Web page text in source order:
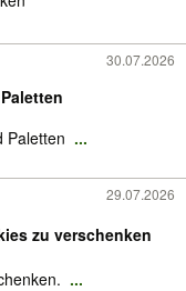
30.07.2026
Paletten ...
29.07.2026
zu verschenken
...